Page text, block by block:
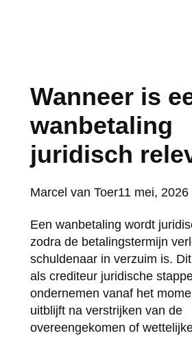
Wanneer is
wanbetaling
juridisch
Posted
Marcel van Toer11 mei, 2026
Een wanbetaling wordt
zodra de betalingstermijn
schuldenaar in verzuim is.
als crediteur juridische
ondernemen vanaf het
uitblijft na verstrijken van de
overeengekomen of